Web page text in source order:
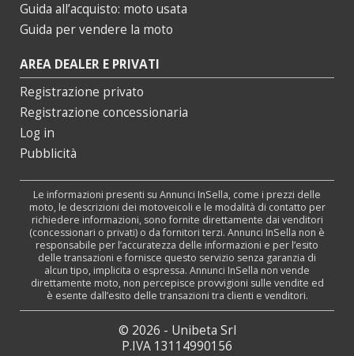
Guida all’acquisto: moto usata
Guida per vendere la moto
AREA DEALER E PRIVATI
Registrazione privato
Registrazione concessionaria
Log in
Pubblicità
Le informazioni presenti su Annunci InSella, come i prezzi delle
moto, le descrizioni dei motoveicoli e le modalità di contatto per
richiedere informazioni, sono fornite direttamente dai venditori
(concessionari o privati) o da fornitori terzi. Annunci InSella non è
responsabile per l’accuratezza delle informazioni e per l’esito
delle transazioni e fornisce questo servizio senza garanzia di
alcun tipo, implicita o espressa. Annunci InSella non vende
direttamente moto, non percepisce provvigioni sulle vendite ed
è esente dall’esito delle transazioni tra clienti e venditori.
© 2026 - Unibeta Srl
P.IVA 13114990156